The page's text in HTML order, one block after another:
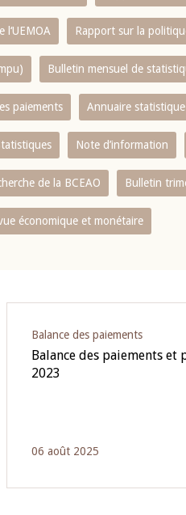
Rapport sur la
Bulletin mensuel de
paiements Annuaire statistique
Note d’information
de la BCEAO Bulletin
économique et monétaire
Balance des paiements
Balance des paiements
2023
06 août 2025